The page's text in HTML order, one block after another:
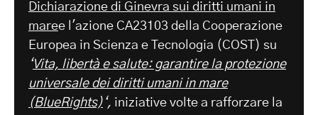
Dichiarazione di Ginevra sui diritti umani in
maree l'azione CA23103 della Cooperazione
Europea in Scienza e Tecnologia (COST) su
‘Vita, libertà e salute: garantire la protezione
universale dei diritti umani in mare
(BlueRights) ‘, iniziative volte a rafforzare la